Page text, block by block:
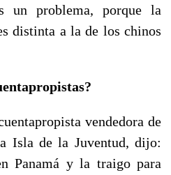
un problema, porque la
distinta a la de los chinos
vendedora de
Isla de la Juventud, dijo:
Panamá y la traigo para